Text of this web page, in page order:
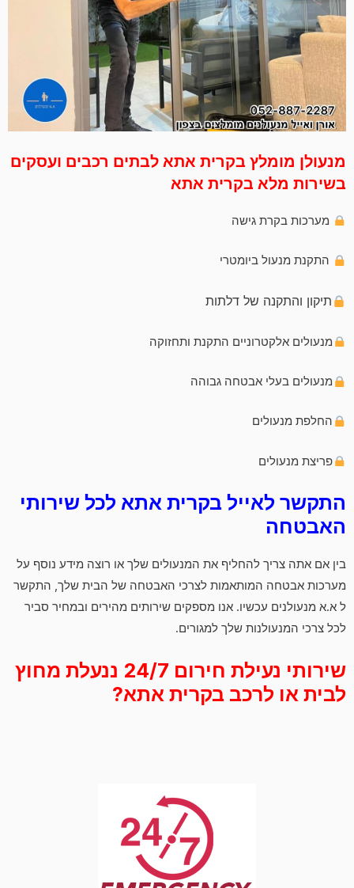
מנעולן מומלץ בקרית אתא לבתים רכבים ועסקים
בשירות מלא בקרית אתא
מערכות בקרת גישה
התקנת מנעול ביומטרי
תיקון והתקנה של דלתות
מנעולים אלקטרוניים התקנת ותחזוקה
מנעולים בעלי אבטחה גבוהה
החלפת מנעולים
פריצת מנעולים
התקשר לאייל בקרית אתא לכל שירותי
האבטחה
בין אם אתה צריך להחליף את המנעולים שלך או רוצה מידע נוסף על
מערכות אבטחה המותאמות לצרכי האבטחה של הבית שלך, התקשר
ל א.א מנעולנים עכשיו. אנו מספקים שירותים מהירים ובמחיר סביר
לכל צרכי המנעולנות שלך למגורים.
שירותי נעילת חירום 24/7 ננעלת מחוץ
לבית או לרכב בקרית אתא?